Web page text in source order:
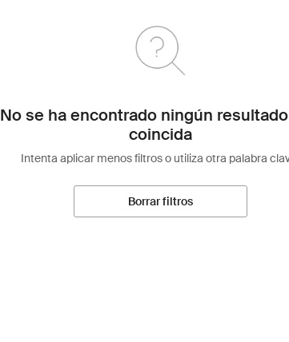
No se ha encontrado ningún
coincida
Intenta aplicar menos filtros o utiliza otra palabra
Borrar filtros